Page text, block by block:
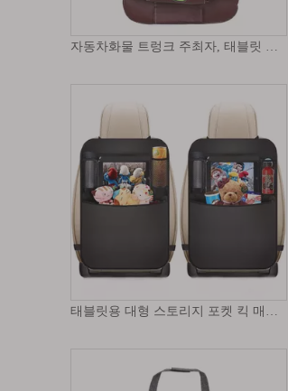
자동차화물 트렁크 주최자, 태블릿 홀더 접이식 테이블 트레이가있는 자동차 후면 범용 뒷좌석 주최자
태블릿용 대형 스토리지 포켓 킥 매트 자동차 식료품 보관 자동차 뒷좌석 주최자